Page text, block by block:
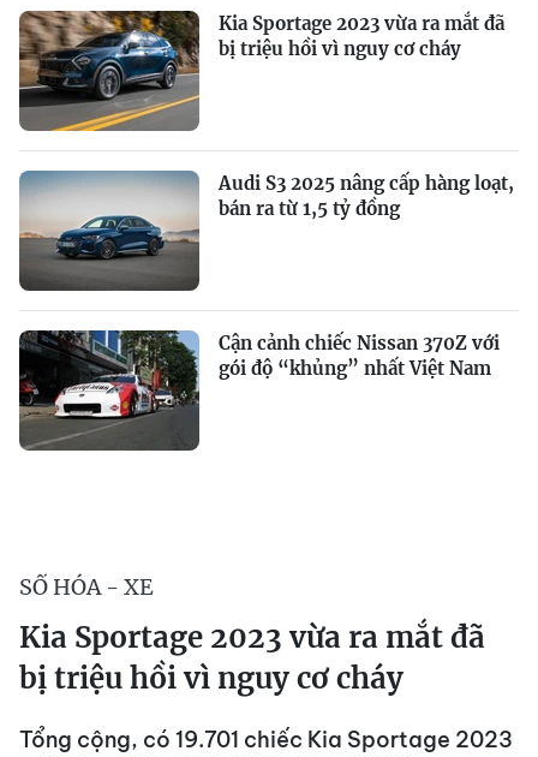
Kia Sportage 2023 vừa ra mắt đã
bị triệu hồi vì nguy cơ cháy
Audi S3 2025 nâng cấp hàng loạt,
bán ra từ 1,5 tỷ đồng
Cận cảnh chiếc Nissan 370Z với
gói độ “khủng” nhất Việt Nam
SỐ HÓA - XE
Kia Sportage 2023 vừa ra mắt đã
bị triệu hồi vì nguy cơ cháy
Tổng cộng, có 19.701 chiếc Kia Sportage 2023